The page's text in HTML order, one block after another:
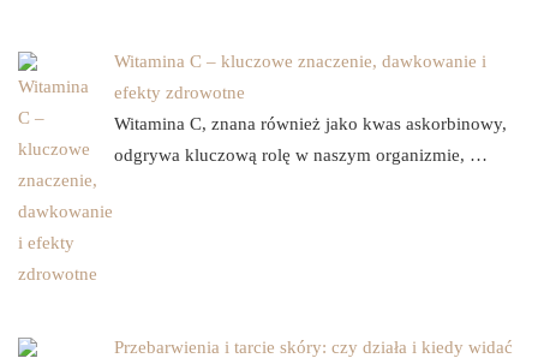
Witamina C – kluczowe znaczenie, dawkowanie i
efekty zdrowotne
Witamina C, znana również jako kwas askorbinowy,
odgrywa kluczową rolę w naszym organizmie, …
Przebarwienia i tarcie skóry: czy działa i kiedy widać